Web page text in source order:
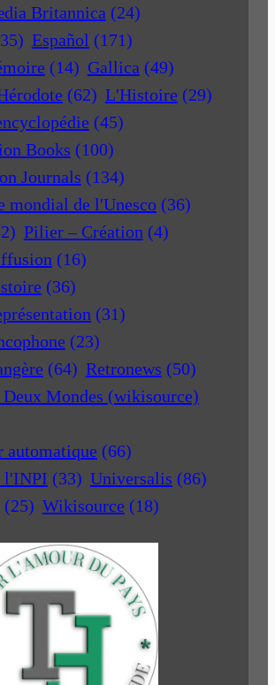
Britannica (24)
Español (171)
(14) Gallica (49)
(62) L'Histoire (29)
(45)
Books (100)
Journals (134)
mondial de l'Unesco (36)
Pilier – Création (4)
(16)
(36)
(31)
(23)
(64) Retronews (50)
Deux Mondes (wikisource)
automatique (66)
l'INPI (33) Universalis (86)
(25) Wikisource (18)